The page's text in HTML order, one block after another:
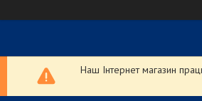
Наш Інтернет магазин